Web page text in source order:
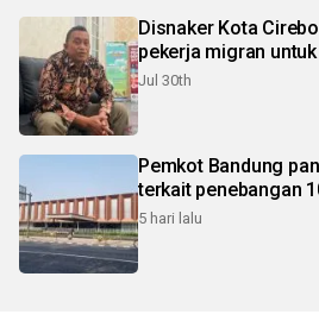
Disnaker Kota
pekerja migran
Jul 30th
Pemkot Bandung
terkait penebangan
5 hari lalu